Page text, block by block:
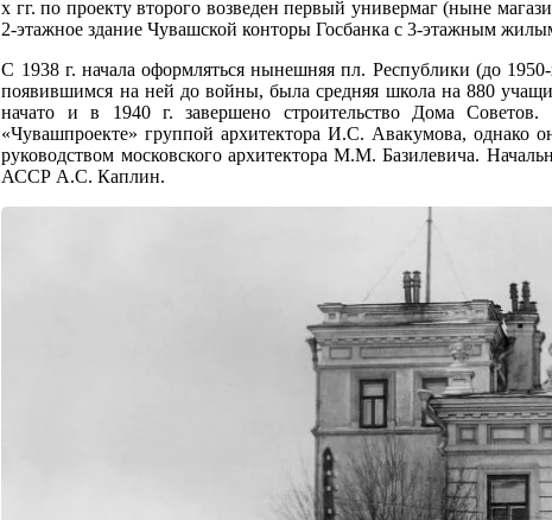
х гг. по проекту второго возведен первый универмаг (ныне
2-этажное здание Чувашской конторы Госбанка с 3-этажным
С 1938 г. начала оформляться нынешняя пл. Республики (до
появившимся на ней до войны, была средняя школа на 880
начато и в 1940 г. завершено строительство Дома
«Чувашпроекте» группой архитектора И.С. Авакумова, однако
руководством московского архитектора М.М. Базилевича.
АССР А.С. Каплин.